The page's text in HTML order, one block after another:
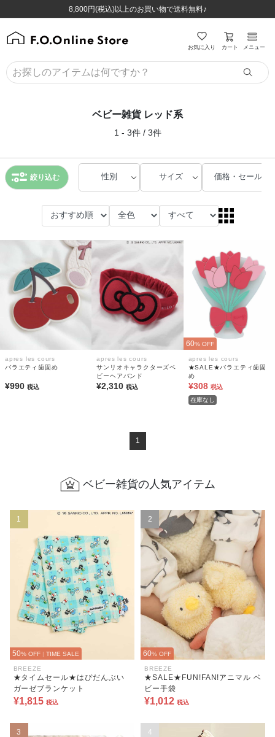
8,800円(税込)以上のお買い物で送料無料♪
ほぼ全品半額！！8/12(水)お昼12:59まで！！
8,800円(税込)以上のお買い物で送料無料♪
ほぼ全品半額！！8/12(水)お昼12:59まで！！
お気に入り カート メニュー
ベビー雑貨 レッド系
1 - 3件 / 3件
絞り込む 性別 サイズ 価格・セール
apres les cours
バラエティ歯固め
¥990 税込
apres les cours
サンリオキャラクターズベ
ビーヘアバンド
¥2,310税込
60% OFF
apres les cours
★SALE★バラエティ歯固
め
¥308 税込
在庫なし
1
ベビー雑貨の人気アイテム
1
50% OFF | TIME SALE
BREEZE
★タイムセール★はぴだんぶい
ガーゼブランケット
¥1,815 税込
2
60% OFF
BREEZE
★SALE★FUN!FAN!アニマル ベ
ビー手袋
¥1,012 税込
3 4